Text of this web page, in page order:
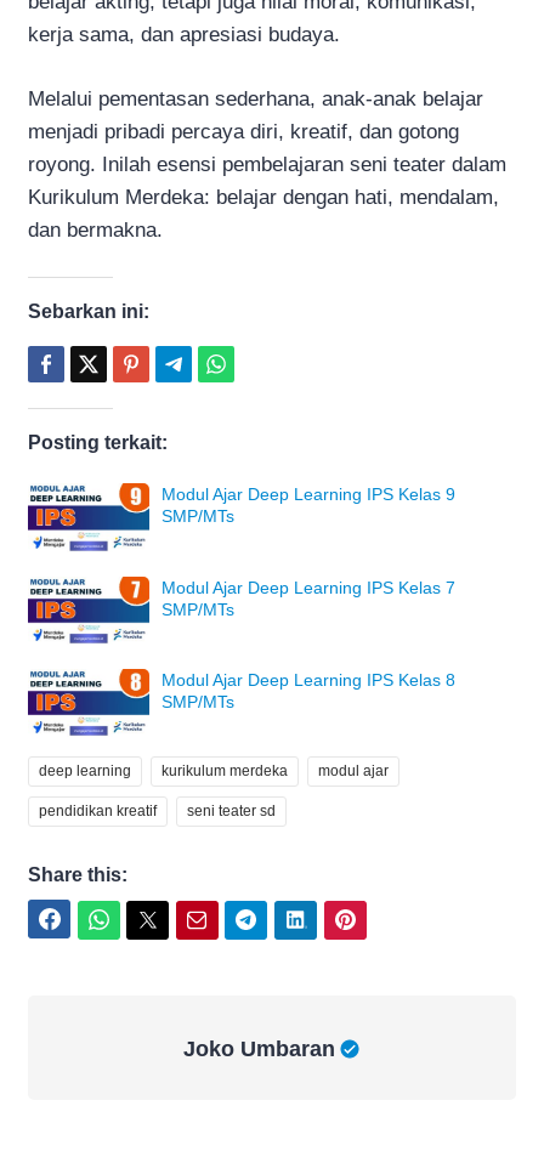
kerja sama, dan apresiasi budaya.
Melalui pementasan sederhana, anak-anak belajar
menjadi pribadi percaya diri, kreatif, dan gotong
royong. Inilah esensi pembelajaran seni teater dalam
Kurikulum Merdeka: belajar dengan hati, mendalam,
dan bermakna.
Sebarkan ini:
Posting terkait:
Modul Ajar Deep Learning IPS Kelas 9
SMP/MTs
Modul Ajar Deep Learning IPS Kelas 7
SMP/MTs
Modul Ajar Deep Learning IPS Kelas 8
SMP/MTs
deep learning kurikulum merdeka modul ajar
pendidikan kreatif seni teater sd
Share this:
Joko Umbaran